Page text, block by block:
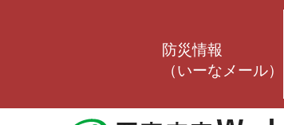
防災情報
（いーなメール）